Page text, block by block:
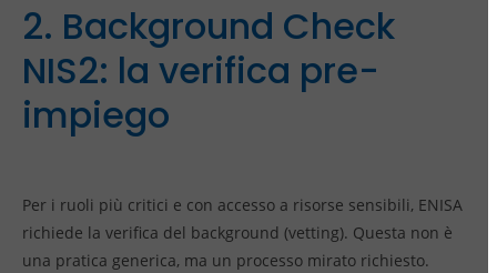
2. Background Check
NIS2: la verifica pre-
impiego
Per i ruoli più critici e con accesso a risorse sensibili, ENISA
richiede la verifica del background (vetting). Questa non è
una pratica generica, ma un processo mirato richiesto.